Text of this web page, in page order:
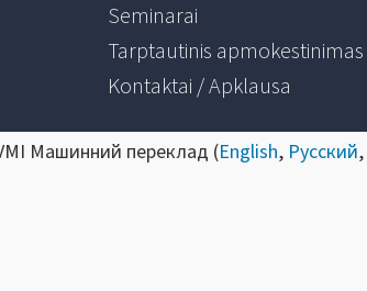
Seminarai
Tarptautinis apmokestinimas
Kontaktai / Apklausa
Машинний переклад (English, Русский,